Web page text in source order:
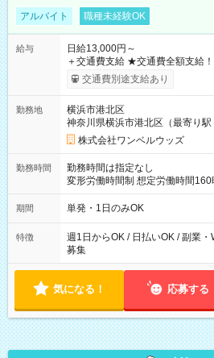
アルバイト 職種未経験OK
給与
日給13,000円～
＋交通費支給 ★交通費全額支給！ ┗案件により規定あり ★日払
いOK！（規定あり） ┗働いたそ
ンビニATMから 日払い分を引き落とせます
交通費別途支給あり
勤務地
横浜市港北区
神奈川県横浜市港北区（最寄り駅
株式会社ワンベルウッズ
勤務時間
勤務時間は指定なし
変形労働時間制 想定労働時間160時間/月 【シフト例
～21：00
期間 単発・1日のみOK
特徴
週1日からOK / 日払いOK / 副業
募集
気になる！ 応募する